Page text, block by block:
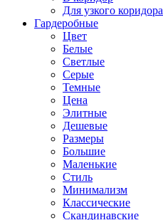
Для узкого коридора
Гардеробные
Цвет
Белые
Светлые
Серые
Темные
Цена
Элитные
Дешевые
Размеры
Большие
Маленькие
Стиль
Минимализм
Классические
Скандинавские